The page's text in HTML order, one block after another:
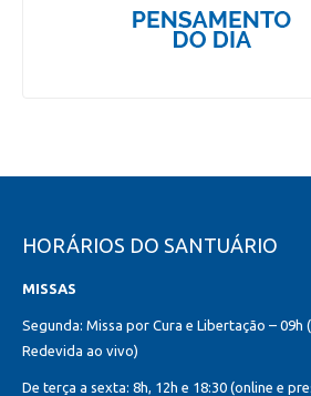
HORÁRIOS DO SANTUÁRIO
MISSAS
Segunda: Missa por Cura e Libertação – 09h
Redevida ao vivo)
De terça a sexta: 8h, 12h e 18:30 (online e